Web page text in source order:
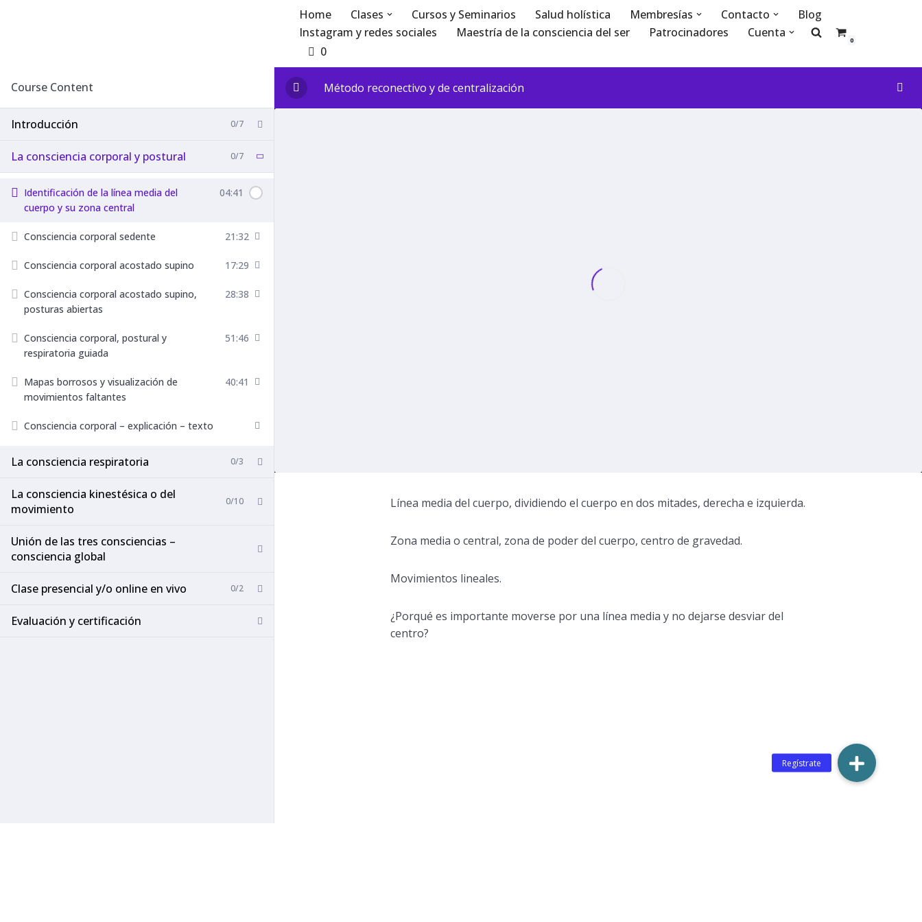
Home Clases Cursos y Seminarios Salud holística Membresías Contacto
Blog
Instagram y redes sociales
Maestría de la consciencia del ser Patrocinadores Cuenta
0
0
Course Content
Introducción 0/7
La consciencia corporal y postural 0/7
Identificación de la línea media del
cuerpo y su zona central
04:41
Consciencia corporal sedente 21:32
Consciencia corporal acostado supino 17:29
Consciencia corporal acostado supino,
posturas abiertas
28:38
Consciencia corporal, postural y
respiratoria guiada
51:46
Mapas borrosos y visualización de
movimientos faltantes
40:41
Consciencia corporal – explicación – texto
La consciencia respiratoria 0/3
La consciencia kinestésica o del
movimiento
0/10
Unión de las tres consciencias –
consciencia global
Clase presencial y/o online en vivo 0/2
Evaluación y certificación
Método reconectivo y de centralización
Línea media del cuerpo, dividiendo el cuerpo en dos mitades, derecha e izquierda.
Zona media o central, zona de poder del cuerpo, centro de gravedad.
Movimientos lineales.
¿Porqué es importante moverse por una línea media y no dejarse desviar del
centro?